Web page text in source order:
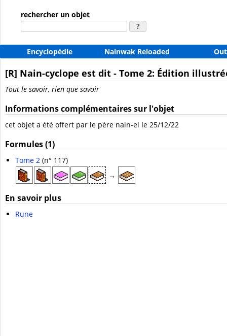
rechercher un objet
Encyclopédie Nainwak Reloaded
[R] Nain-cyclope est dit - Tome 2: Édition
Tout le savoir, rien que savoir
Informations complémentaires sur l'objet
cet objet a été offert par le père nain-el le 25/12/22
Formules (1)
Tome 2 (n° 117)
→
En savoir plus
Rune